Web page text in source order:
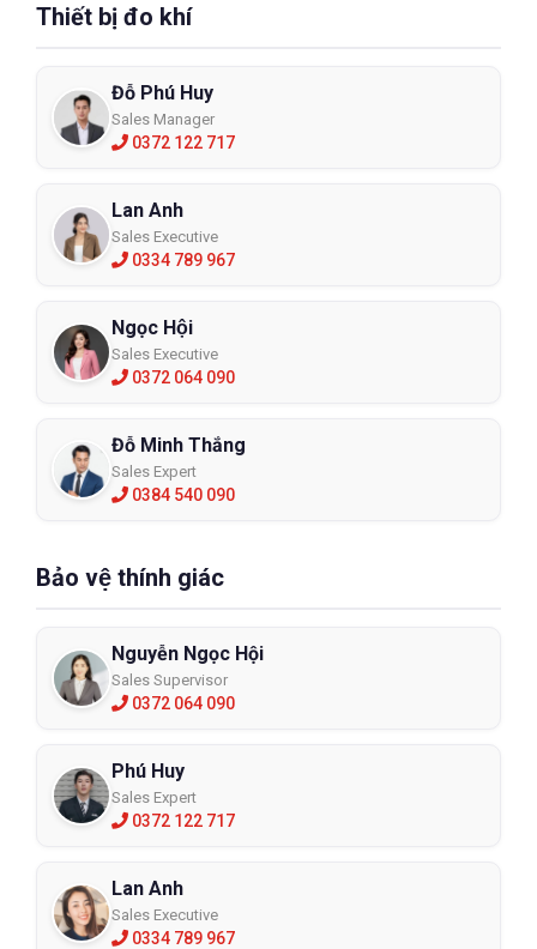
Thiết bị đo khí
Đỗ Phú Huy
Sales Manager
0372 122 717
Lan Anh
Sales Executive
0334 789 967
Ngọc Hội
Sales Executive
0372 064 090
Đỗ Minh Thắng
Sales Expert
0384 540 090
Bảo vệ thính giác
Nguyễn Ngọc Hội
Sales Supervisor
0372 064 090
Phú Huy
Sales Expert
0372 122 717
Lan Anh
Sales Executive
0334 789 967